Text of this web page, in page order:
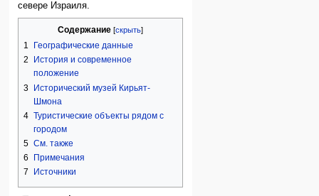
севере Израиля.
Содержание
1
Географические данные
2
История и современное
положение
3 Исторический музей Кирьят-
Шмона
4 Туристические объекты рядом с
городом
5 См. также
6
Примечания
7
Источники